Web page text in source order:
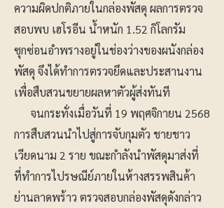
ความผิดปกติภายในกล่องพัสดุ ผลการตรวจ
สอบพบ เฮโรอีน น้ำหนัก 1.52 กิโลกรัม
ซุกซ่อนอำพรางอยู่ในช่องว่างของผนังกล่อง
พัสดุ จึงได้ทำการตรวจยึดและประสานงาน
เพื่อสืบสวนขยายผลหาตัวผู้ส่งทันที
จนกระทั่งเมื่อวันที่ 19 พฤศจิกายน 2568
การสืบสวนนำไปสู่การจับกุมตัว ชายชาว
เวียดนาม 2 ราย ขณะกำลังนำพัสดุมาส่งที่
ที่ทำการไปรษณีย์ภายในห้างสรรพสินค้า
ย่านลาดพร้าว ตรวจสอบกล่องพัสดุดังกล่าว